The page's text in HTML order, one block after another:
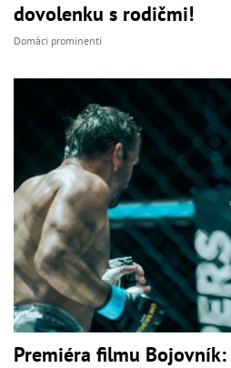
dovolenku s rodičmi!
Domáci prominenti
Premiéra filmu